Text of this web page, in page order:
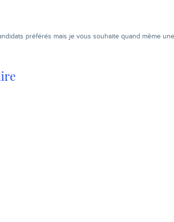
préférés mais je vous souhaite quand même